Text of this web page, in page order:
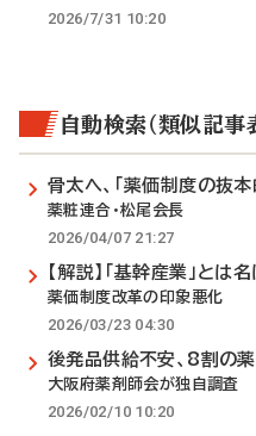
2026/7/31 10:20
自動検索（類似記事
骨太へ、「薬価制度の抜本
薬粧連合・松尾会長
2026/04/07 21:27
【解説】「基幹産業」とは
薬価制度改革の印象悪化
2026/03/23 04:30
後発品供給不安、8割の薬
大阪府薬剤師会が独自調査
2026/02/10 10:20